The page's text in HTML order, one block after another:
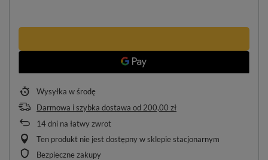
Wysyłka w środę
Darmowa i szybka dostawa od 200,00 zł
14dni na łatwy zwrot
Ten produkt nie jest dostępny w sklepie stacjonarnym
Bezpieczne zakupy